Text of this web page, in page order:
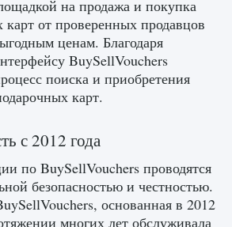
сервера Delta Force
1 286 0 0
на продажа и покупка
карт от проверенных продавцов
ценам. Благодаря
BuySellVouchers
поиска и приобретения
карт.
с 2012 года
по BuySellVouchers проводятся
безопасностью и честностью.
основанная в 2012
многих лет обслуживала